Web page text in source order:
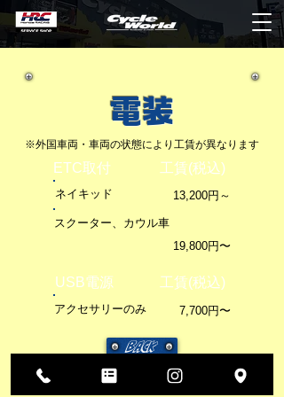
電装
※外国車両・車両の状態により工賃が異なります
ETC取付 工賃(税込)
​ネイキッド 13,200円～
​スクーター、カウル車
19,800円〜
USB電源 工賃(税込)
アクセサリーのみ 7,700円〜
BACK